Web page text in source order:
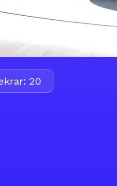
20